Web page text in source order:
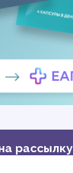
рассылку